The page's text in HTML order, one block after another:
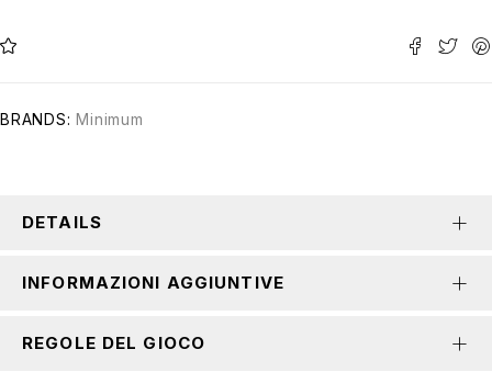
BRANDS: Minimum
DETAILS
INFORMAZIONI AGGIUNTIVE
REGOLE DEL GIOCO